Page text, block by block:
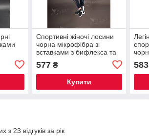
Спортивні жіночі лосини
чорна мікрофібра зі
вставками з бифлекса та
577₴
Купити
583
з 23 відгуків за рік